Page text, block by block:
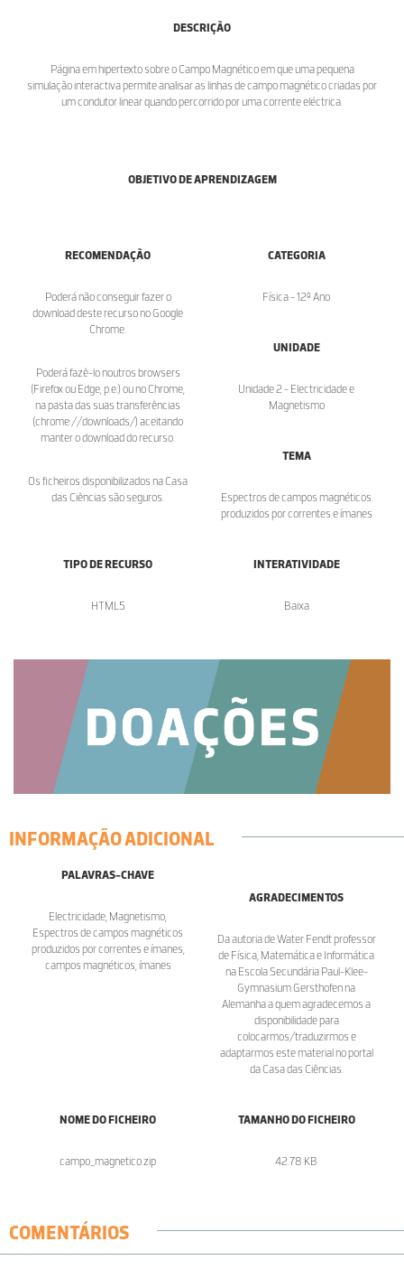
DESCRIÇÃO
Página em hipertexto sobre o Campo Magnético em que uma pequena
simulação interactiva permite analisar as linhas de campo magnético criadas por
um condutor linear quando percorrido por uma corrente eléctrica.
OBJETIVO DE APRENDIZAGEM
RECOMENDAÇÃO
Poderá não conseguir fazer o
download deste recurso no Google
Chrome.
Poderá fazê-lo noutros browsers
(Firefox ou Edge, p.e.) ou no Chrome,
na pasta das suas transferências
(chrome://downloads/) aceitando
manter o download do recurso.
Os ficheiros disponibilizados na Casa
das Ciências são seguros.
CATEGORIA
Física - 12º Ano
UNIDADE
Unidade 2 - Electricidade e
Magnetismo
TEMA
Espectros de campos magnéticos
produzidos por correntes e ímanes
TIPO DE RECURSO
HTML5
INTERATIVIDADE
Baixa
INFORMAÇÃO ADICIONAL
PALAVRAS-CHAVE
Electricidade, Magnetismo,
Espectros de campos magnéticos
produzidos por correntes e ímanes,
campos magnéticos, ímanes
AGRADECIMENTOS
Da autoria de Water Fendt professor
de Física, Matemática e Informática
na Escola Secundária Paul-Klee-
Gymnasium Gersthofen na
Alemanha a quem agradecemos a
disponibilidade para
colocarmos/traduzirmos e
adaptarmos este material no portal
da Casa das Ciências.
NOME DO FICHEIRO
campo_magnetico.zip
TAMANHO DO FICHEIRO
42.78 KB
COMENTÁRIOS